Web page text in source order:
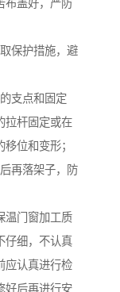
布盖好，严防
保护措施，避
支点和固定
拉杆固定或在
位和变形；
再落架子，防
温门窗加工质
仔细，不认真
应认真进行检
好后再进行安